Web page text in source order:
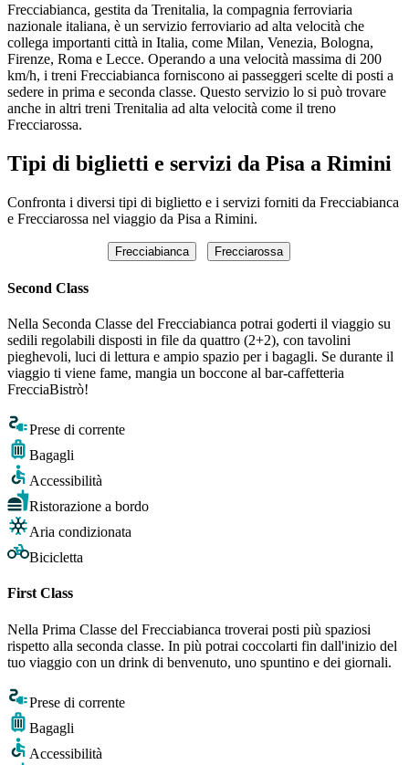
Frecciabianca, gestita da Trenitalia, la compagnia ferroviaria
nazionale italiana, è un servizio ferroviario ad alta velocità che
collega importanti città in Italia, come Milan, Venezia, Bologna,
Firenze, Roma e Lecce. Operando a una velocità massima di 200
km/h, i treni Frecciabianca forniscono ai passeggeri scelte di posti a
sedere in prima e seconda classe. Questo servizio lo si può trovare
anche in altri treni Trenitalia ad alta velocità come il treno
Frecciarossa.
Tipi di biglietti e servizi da Pisa a Rimini
Confronta i diversi tipi di biglietto e i servizi forniti da Frecciabianca
e Frecciarossa nel viaggio da Pisa a Rimini.
Frecciabianca Frecciarossa
Second Class
Nella Seconda Classe del Frecciabianca potrai goderti il viaggio su
sedili regolabili disposti in file da quattro (2+2), con tavolini
pieghevoli, luci di lettura e ampio spazio per i bagagli. Se durante il
viaggio ti viene fame, mangia un boccone al bar-caffetteria
FrecciaBistrò!
Prese di corrente
Bagagli
Accessibilità
Ristorazione a bordo
Aria condizionata
Bicicletta
First Class
Nella Prima Classe del Frecciabianca troverai posti più spaziosi
rispetto alla seconda classe. In più potrai coccolarti fin dall'inizio del
tuo viaggio con un drink di benvenuto, uno spuntino e dei giornali.
Prese di corrente
Bagagli
Accessibilità